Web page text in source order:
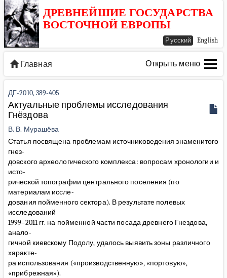
ДРЕВНЕЙШИЕ ГОСУДАРСТВА
ВОСТОЧНОЙ ЕВРОПЫ
Русский English
Главная Открыть меню
ДГ-2010, 389-405
Актуальные проблемы исследования
Гнёздова
В. В. Мурашёва
Статья посвящена проблемам источниковедения знаменитого
гнез-
довского археологического комплекса: вопросам хронологии и
исто-
рической топографии центрального поселения (по
материалам иссле-
дования пойменного сектора). В результате полевых
исследований
1999–2011 гг. на пойменной части посада древнего Гнездова,
анало-
гичной киевскому Подолу, удалось выявить зоны различного
характе-
ра использования («производственную», «портовую»,
«прибрежная»).